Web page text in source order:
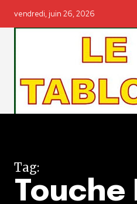
vendredi, juin 26, 2026
Tag:
Touche